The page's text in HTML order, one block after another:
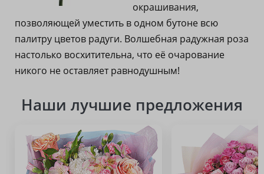
окрашивания,
позволяющей уместить в одном бутоне всю
палитру цветов радуги. Волшебная радужная роза
настолько восхитительна, что её очарование
никого не оставляет равнодушным!
Наши лучшие предложения